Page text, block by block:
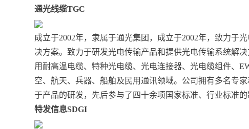
通光线缆TGC
成立于2002年，隶属于通光集团，成立于2002年，致力于
决方案。致力于研发光电传输产品和提供光电传输系统解
用耐高温电缆、特种光电缆、光电连接器、光电缆组件、
空、航天、兵器、船舶及民用通讯领域。公司拥有多名专
于产品的研发，先后参与了四十余项国家标准、行业标准的
特发信息SDGI